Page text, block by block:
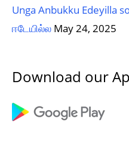
Unga Anbukku Edeyilla
ஈடேயில்ல May 24, 2025
Download our